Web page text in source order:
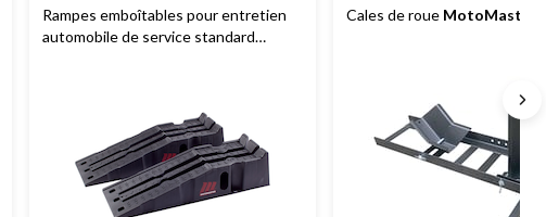
Rampes emboîtables pour entretien
automobile de service standard
Cales de roue MotoMaster